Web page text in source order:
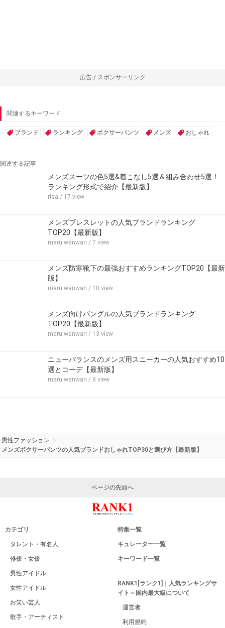
広告 / スポンサーリンク
関連するキーワード
ブランド ランキング ボクサーパンツ メンズ おしゃれ
関連する記事
メンズスーツの色5選&着こなし5選＆組み合わせ5選！
ランキング形式で紹介【最新版】
risa / 17 view
メンズブレスレットの人気ブランドランキング
TOP20【最新版】
maru.wanwan / 7 view
メンズ防寒靴下の最強おすすめランキングTOP20【最新
版】
maru.wanwan / 10 view
メンズ向けバングルの人気ブランドランキング
TOP20【最新版】
maru.wanwan / 13 view
ニューバランスのメンズ用スニーカーの人気おすすめ10
選とコーデ【最新版】
maru.wanwan / 8 view
男性ファッション
メンズボクサーパンツの人気ブランドおしゃれTOP30と選び方【最新版】
ページの先頭へ
カテゴリ
タレント・有名人
俳優・女優
男性アイドル
女性アイドル
お笑い芸人
歌手・アーティスト
特集一覧
キュレーター一覧
キーワード一覧
RANK1[ランク1]｜人気ランキングサ
イト～国内最大級について
運営者
利用規約